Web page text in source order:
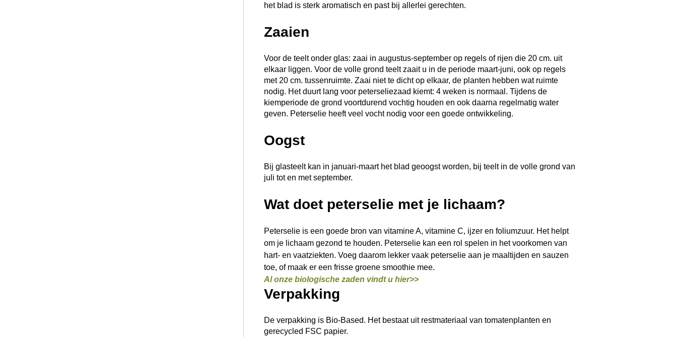
het blad is sterk aromatisch en past bij allerlei gerechten.
Zaaien
Voor de teelt onder glas: zaai in augustus-september op regels of rijen die 20 cm. uit
elkaar liggen. Voor de volle grond teelt zaait u in de periode maart-juni, ook op regels
met 20 cm. tussenruimte. Zaai niet te dicht op elkaar, de planten hebben wat ruimte
nodig. Het duurt lang voor peterseliezaad kiemt: 4 weken is normaal. Tijdens de
kiemperiode de grond voortdurend vochtig houden en ook daarna regelmatig water
geven. Peterselie heeft veel vocht nodig voor een goede ontwikkeling.
Oogst
Bij glasteelt kan in januari-maart het blad geoogst worden, bij teelt in de volle grond van
juli tot en met september.
Wat doet peterselie met je lichaam?
Peterselie is een goede bron van vitamine A, vitamine C, ijzer en foliumzuur. Het helpt
om je lichaam gezond te houden. Peterselie kan een rol spelen in het voorkomen van
hart- en vaatziekten. Voeg daarom lekker vaak peterselie aan je maaltijden en sauzen
toe, of maak er een frisse groene smoothie mee.
Al onze biologische zaden vindt u hier>>
Verpakking
De verpakking is Bio-Based. Het bestaat uit restmateriaal van tomatenplanten en
gerecycled FSC papier.